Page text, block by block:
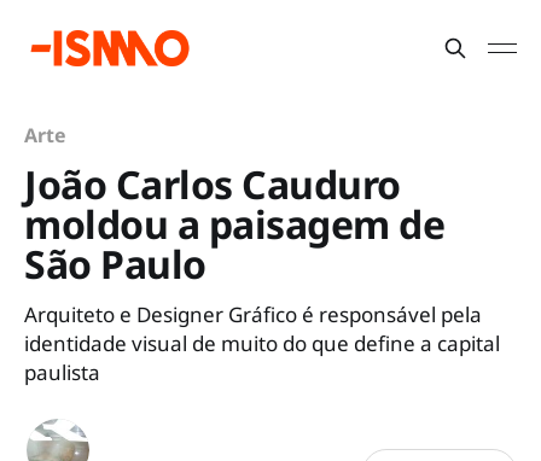
Arte
João Carlos Cauduro
moldou a paisagem de
São Paulo
Arquiteto e Designer Gráfico é responsável pela
identidade visual de muito do que define a capital
paulista